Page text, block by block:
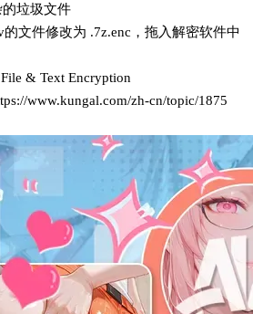
垃圾文件
文件修改为 .7z.enc，拖入解密软件中
& Text Encryption
www.kungal.com/zh-cn/topic/1875